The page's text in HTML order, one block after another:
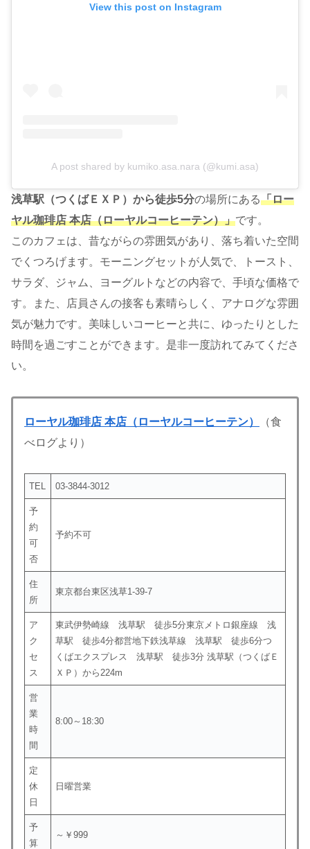
View this post on Instagram
A post shared by kumiko.asa.nara (@kumi.asa)
浅草駅（つくばＥＸＰ）から徒歩5分の場所にある「ロー
ヤル珈琲店 本店（ローヤルコーヒーテン）」です。
このカフェは、昔ながらの雰囲気があり、落ち着いた空間
でくつろげます。モーニングセットが人気で、トースト、
サラダ、ジャム、ヨーグルトなどの内容で、手頃な価格で
す。また、店員さんの接客も素晴らしく、アナログな雰囲
気が魅力です。美味しいコーヒーと共に、ゆったりとした
時間を過ごすことができます。是非一度訪れてみてくださ
い。
ローヤル珈琲店 本店（ローヤルコーヒーテン）
（食
べログより）
TEL 03-3844-3012
予
約
可
否
予約不可
住
所
東京都台東区浅草1-39-7
ア
ク
セ
ス
東武伊勢崎線 浅草駅 徒歩5分東京メトロ銀座線 浅
草駅 徒歩4分都営地下鉄浅草線 浅草駅 徒歩6分つ
くばエクスプレス 浅草駅 徒歩3分 浅草駅（つくばＥ
ＸＰ）から224m
営
業
時
間
8:00～18:30
定
休
日
日曜営業
予
算
～￥999